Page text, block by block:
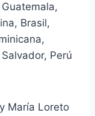
Brasil,
Perú
María Loreto